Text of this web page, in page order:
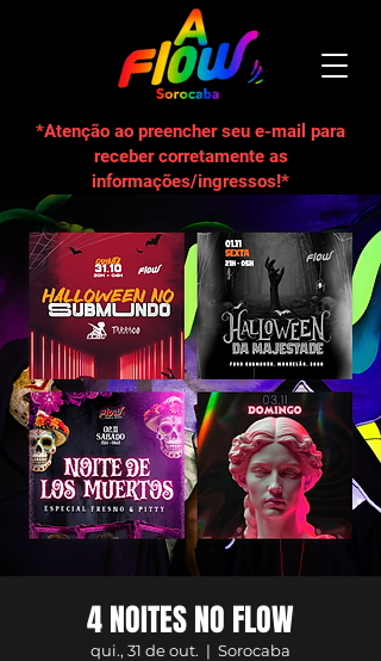
*Atenção ao preencher seu e-mail para
receber corretamente as
informações/ingressos!*
4 NOITES NO FLOW
qui., 31 de out.
  |
Sorocaba